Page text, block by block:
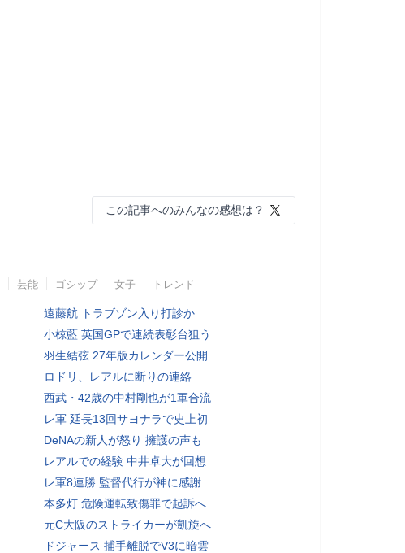
この記事へのみんなの感想は？
芸能 ゴシップ 女子 トレンド
遠藤航 トラブゾン入り打診か
小椋藍 英国GPで連続表彰台狙う
羽生結弦 27年版カレンダー公開
ロドリ、レアルに断りの連絡
西武・42歳の中村剛也が1軍合流
レ軍 延長13回サヨナラで史上初
DeNAの新人が怒り 擁護の声も
レアルでの経験 中井卓大が回想
レ軍8連勝 監督代行が神に感謝
本多灯 危険運転致傷罪で起訴へ
元C大阪のストライカーが凱旋へ
ドジャース 捕手離脱でV3に暗雲